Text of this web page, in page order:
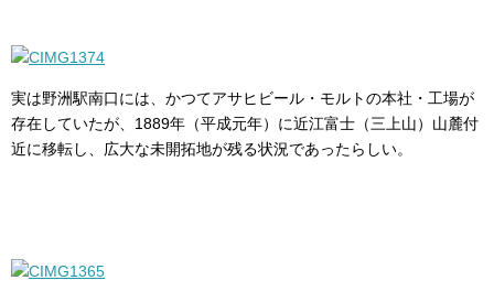
実は野洲駅南口には、かつてアサヒビール・モルトの本社・工場が
存在していたが、1889年（平成元年）に近江富士（三上山）山麓付
近に移転し、広大な未開拓地が残る状況であったらしい。